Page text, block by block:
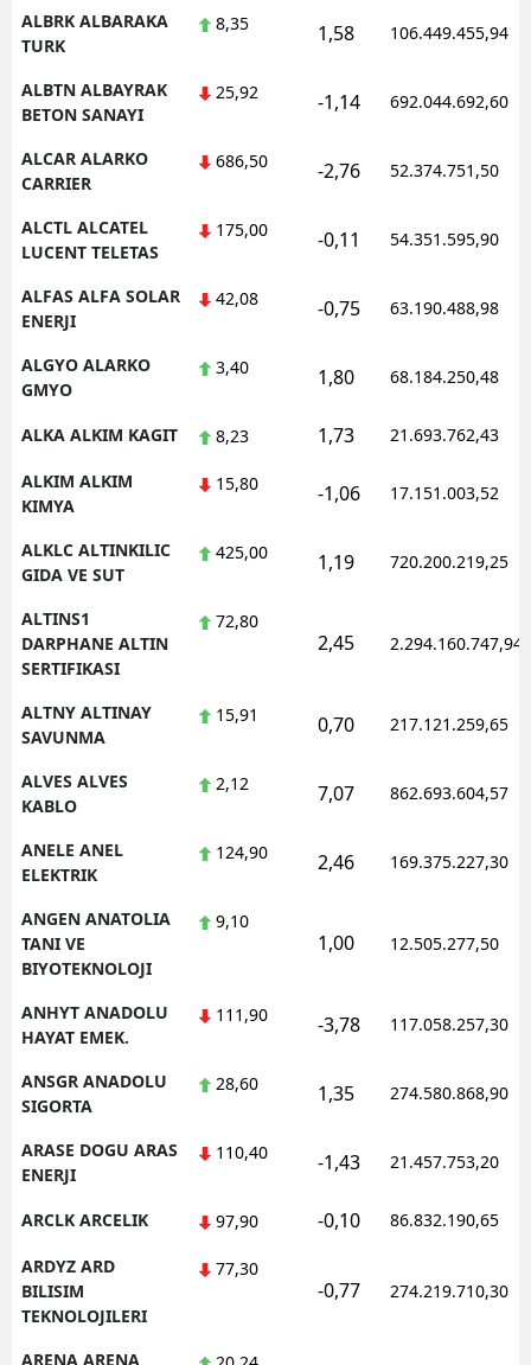
ALBRK ALBARAKA
TURK
8,35 1,58 106.449.455,94
ALBTN ALBAYRAK
BETON SANAYI
25,92 -1,14 692.044.692,60
ALCAR ALARKO
CARRIER
686,50 -2,76 52.374.751,50
ALCTL ALCATEL
LUCENT TELETAS
175,00 -0,11 54.351.595,90
ALFAS ALFA SOLAR
ENERJI
42,08 -0,75 63.190.488,98
ALGYO ALARKO
GMYO
3,40 1,80 68.184.250,48
ALKA ALKIM KAGIT 8,23 1,73 21.693.762,43
ALKIM ALKIM
KIMYA
15,80 -1,06 17.151.003,52
ALKLC ALTINKILIC
GIDA VE SUT
425,00 1,19 720.200.219,25
ALTINS1
DARPHANE ALTIN
SERTIFIKASI
72,80
2,45 2.294.160.747,94
ALTNY ALTINAY
SAVUNMA
15,91 0,70 217.121.259,65
ALVES ALVES
KABLO
2,12 7,07 862.693.604,57
ANELE ANEL
ELEKTRIK
124,90 2,46 169.375.227,30
ANGEN ANATOLIA
TANI VE
BIYOTEKNOLOJI
9,10
1,00 12.505.277,50
ANHYT ANADOLU
HAYAT EMEK.
111,90 -3,78 117.058.257,30
ANSGR ANADOLU
SIGORTA
28,60 1,35 274.580.868,90
ARASE DOGU ARAS
ENERJI
110,40 -1,43 21.457.753,20
ARCLK ARCELIK 97,90 -0,10 86.832.190,65
ARDYZ ARD
BILISIM
TEKNOLOJILERI
77,30
-0,77 274.219.710,30
ARENA ARENA